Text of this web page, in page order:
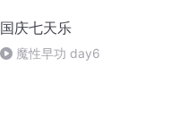
国庆七天乐
魔性早功 day6